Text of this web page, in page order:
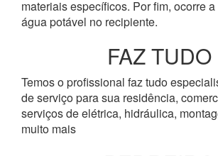
materiais específicos. Por fim, ocorre
água potável no recipiente.
FAZ TUDO
Temos o profissional faz tudo
de serviço para sua residência,
serviços de elétrica, hidráulica,
muito mais